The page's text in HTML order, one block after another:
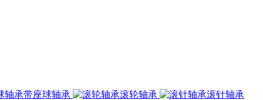
带座球轴承 滚轮轴承
滚针轴承